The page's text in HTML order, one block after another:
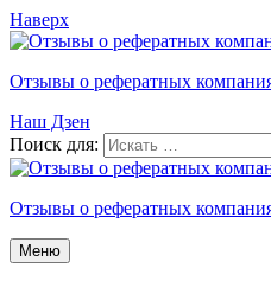
Наверх
Отзывы о рефератных
Наш Дзен
Поиск для:
Отзывы о рефератных
Меню